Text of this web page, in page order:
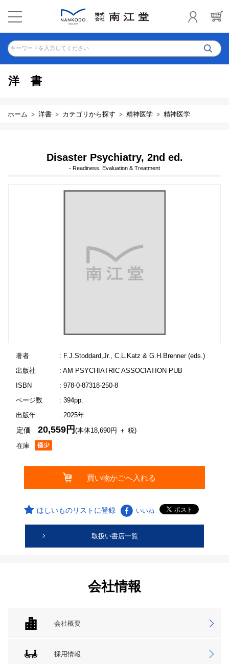
キーワードを入力してください
洋書
ホーム 洋書 カテゴリから探す 精神医学 精神医学
Disaster Psychiatry, 2nd ed.
- Readiness, Evaluation & Treatment
著者
: F.J.Stoddard,Jr., C.L.Katz & G.H.Brenner (eds.)
出版社
: AM PSYCHIATRIC ASSOCIATION PUB
ISBN
: 978-0-87318-250-8
ページ数
: 394pp.
出版年
: 2025年
在庫
定価20,559円(本体18,690円 ＋ 税)
ほしいものリストに登録 いいね
取扱い書店一覧
会社情報
会社概要
採用情報